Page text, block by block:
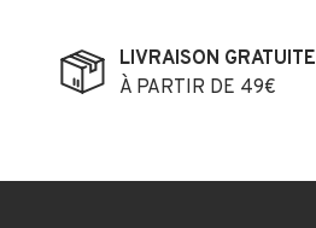
LIVRAISON GRATUITE
À PARTIR DE 49€